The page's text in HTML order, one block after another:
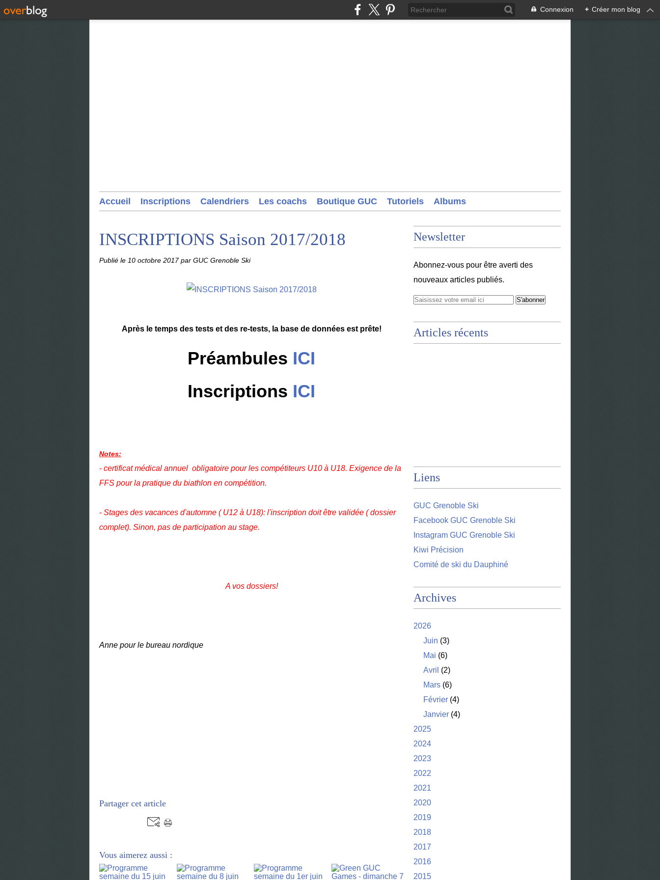
Connexion + Créer mon blog
Accueil Inscriptions Calendriers Les coachs Boutique GUC Tutoriels Albums
INSCRIPTIONS Saison 2017/2018
Publié le 10 octobre 2017par GUC Grenoble Ski
Après le temps des tests et des re-tests, la base de données est prête!
Préambules ICI
Inscriptions ICI
Notes:
- certificat médical annuel obligatoire pour les compétiteurs U10 à U18. Exigence de la
FFS pour la pratique du biathlon en compétition.
- Stages des vacances d'automne ( U12 à U18): l'inscription doit être validée ( dossier
complet). Sinon, pas de participation au stage.
A vos dossiers!
Anne pour le bureau nordique
Partager cet article
Vous aimerez aussi :
Newsletter
Abonnez-vous pour être averti des
nouveaux articles publiés.
Articles récents
Liens
GUC Grenoble Ski
Facebook GUC Grenoble Ski
Instagram GUC Grenoble Ski
Kiwi Précision
Comité de ski du Dauphiné
Archives
2026
Juin (3)
Mai (6)
Avril (2)
Mars (6)
Février (4)
Janvier (4)
2025
2024
2023
2022
2021
2020
2019
2018
2017
2016
2015